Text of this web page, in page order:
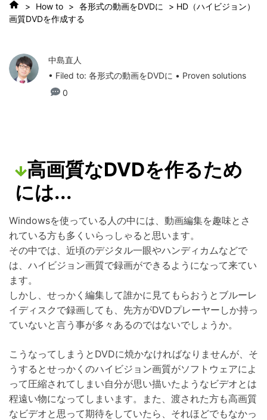
> How to > 各形式の動画をDVDに
> HD（ハイビジョン）
画質DVDを作成する
中島直人
• Filed to: 各形式の動画をDVDに • Proven solutions
0
高画質なDVDを作るため
には...
Windowsを使っている人の中には、動画編集を趣味とさ
れている方も多くいらっしゃると思います。
その中では、近頃のデジタル一眼やハンディカムなどで
は、ハイビジョン画質で録画ができるようになって来てい
ます。
しかし、せっかく編集して誰かに見てもらおうとブルーレ
イディスクで録画しても、先方がDVDプレーヤーしか持っ
ていないと言う事が多々あるのではないでしょうか。
こうなってしまうとDVDに焼かなければなりませんが、そ
うするとせっかくのハイビジョン画質がソフトウェアによ
って圧縮されてしまい自分が思い描いたようなビデオとは
程遠い物になってしまいます。また、渡された方も高画質
なビデオと思って期待をしていたら、それほどでもなかっ